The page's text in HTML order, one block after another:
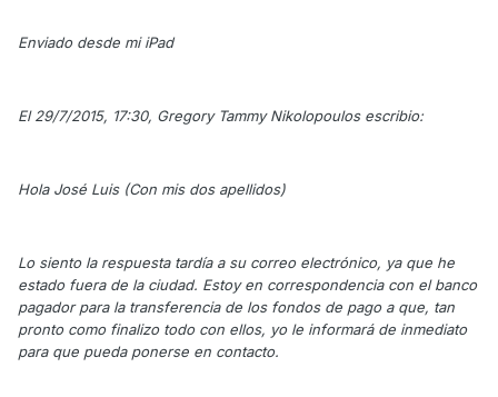
Enviado desde mi iPad
El 29/7/2015, 17:30, Gregory Tammy Nikolopoulos escribio:
Hola José Luis (Con mis dos apellidos)
Lo siento la respuesta tardía a su correo electrónico, ya que he
estado fuera de la ciudad. Estoy en correspondencia con el banco
pagador para la transferencia de los fondos de pago a que, tan
pronto como finalizo todo con ellos, yo le informará de inmediato
para que pueda ponerse en contacto.